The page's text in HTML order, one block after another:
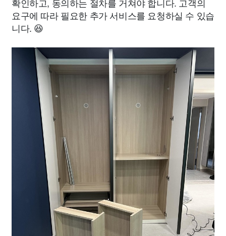
요구에 따라 필요한 추가 서비스를 요청하실 수 있습
니다. 😆